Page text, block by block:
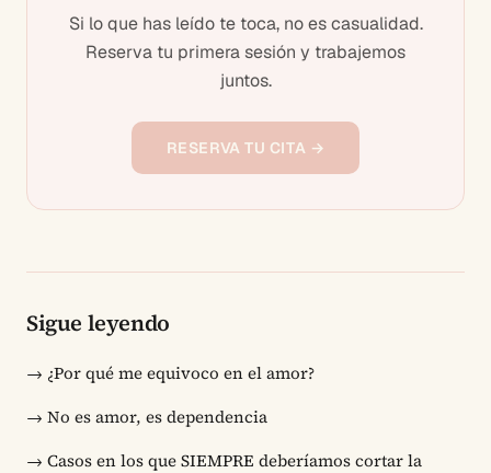
Si lo que has leído te toca, no es casualidad.
Reserva tu primera sesión y trabajemos
juntos.
RESERVA TU CITA →
Sigue leyendo
→ ¿Por qué me equivoco en el amor?
→ No es amor, es dependencia
→ Casos en los que SIEMPRE deberíamos cortar la